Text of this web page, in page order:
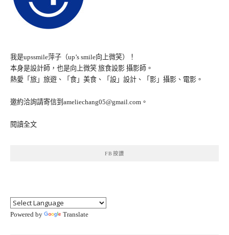
我是upssmile萍子（up’s smile向上微笑）！
本身是設計師，也是向上微笑 旅食設影 攝影師。
熱愛「旅」旅遊、「食」美食、「設」設計、「影」攝影、電影。
邀約洽詢請寄信到ameliechang05@gmail.com。
閱讀全文
FB按讚
Powered by Translate